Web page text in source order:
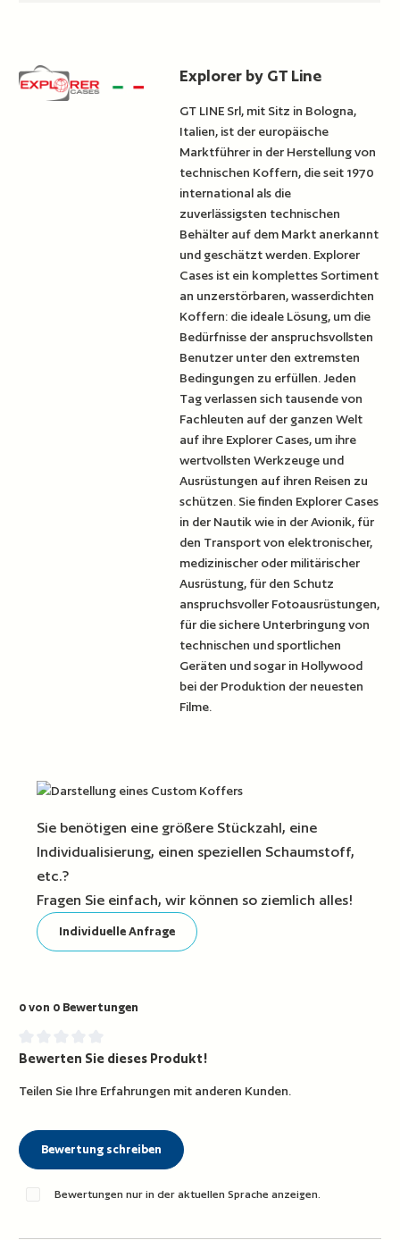
Explorer by GT Line
GT LINE Srl, mit Sitz in Bologna,
Italien, ist der europäische
Marktführer in der Herstellung von
technischen Koffern, die seit 1970
international als die
zuverlässigsten technischen
Behälter auf dem Markt anerkannt
und geschätzt werden. Explorer
Cases ist ein komplettes Sortiment
an unzerstörbaren, wasserdichten
Koffern: die ideale Lösung, um die
Bedürfnisse der anspruchsvollsten
Benutzer unter den extremsten
Bedingungen zu erfüllen. Jeden
Tag verlassen sich tausende von
Fachleuten auf der ganzen Welt
auf ihre Explorer Cases, um ihre
wertvollsten Werkzeuge und
Ausrüstungen auf ihren Reisen zu
schützen. Sie finden Explorer Cases
in der Nautik wie in der Avionik, für
den Transport von elektronischer,
medizinischer oder militärischer
Ausrüstung, für den Schutz
anspruchsvoller Fotoausrüstungen,
für die sichere Unterbringung von
technischen und sportlichen
Geräten und sogar in Hollywood
bei der Produktion der neuesten
Filme.
Sie benötigen eine größere Stückzahl, eine
Individualisierung, einen speziellen Schaumstoff,
etc.?
Fragen Sie einfach, wir können so ziemlich alles!
Individuelle Anfrage
0 von 0 Bewertungen
Durchschnittliche Bewertung von 0 von 5 Sternen
Bewerten Sie dieses Produkt!
Teilen Sie Ihre Erfahrungen mit anderen Kunden.
Bewertung schreiben
Bewertungen nur in der aktuellen Sprache anzeigen.